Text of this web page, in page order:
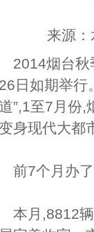
来源
烟台秋季
日如期举行
”,1至7月份,
身现代大都
7个月办了
月,8812辆